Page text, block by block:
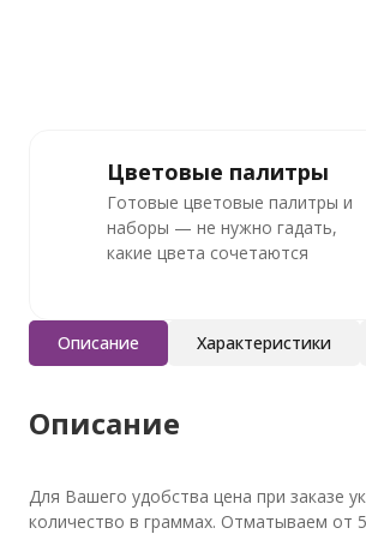
Цветовые палитры
Готовые цветовые палитры и
наборы — не нужно гадать,
какие цвета сочетаются
Описание Характеристики
Описание
Для Вашего удобства цена при заказе
количество в граммах. Отматываем от